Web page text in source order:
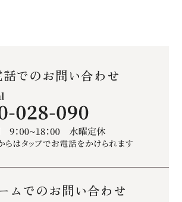
話でのお問い合わせ
ムでのお問い合わせ